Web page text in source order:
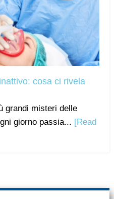
cosa ci rivela
grandi misteri delle
giorno passia... [Read